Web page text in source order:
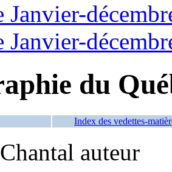
Janvier-
Janvier-
du
Index des vedettes-
auteur